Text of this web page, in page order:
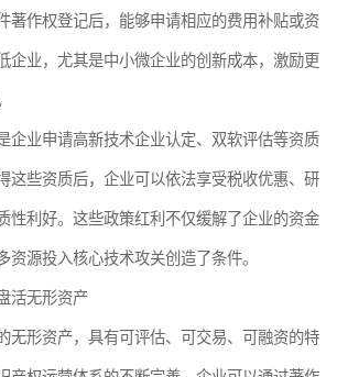
著作权登记后，能够申请相应的费用补贴或资
企业，尤其是中小微企业的创新成本，激励更
企业申请高新技术企业认定、双软评估等资质
这些资质后，企业可以依法享受税收优惠、研
性利好。这些政策红利不仅缓解了企业的资金
资源投入核心技术攻关创造了条件。
活无形资产
无形资产，具有可评估、可交易、可融资的特